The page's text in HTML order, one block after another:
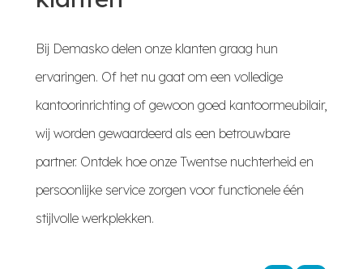
Bij Demasko delen onze klanten graag hun
ervaringen. Of het nu gaat om een volledige
kantoorinrichting of gewoon goed kantoormeubilair,
wij worden gewaardeerd als een betrouwbare
partner. Ontdek hoe onze Twentse nuchterheid en
persoonlijke service zorgen voor functionele één
stijlvolle werkplekken.